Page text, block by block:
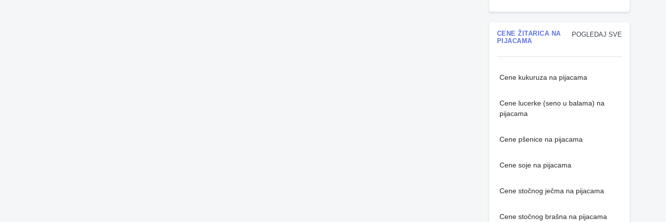
POGLEDAJ SVE
CENE ŽITARICA NA
PIJACAMA
Cene kukuruza na pijacama
Cene lucerke (seno u balama) na
pijacama
Cene pšenice na pijacama
Cene soje na pijacama
Cene stočnog ječma na pijacama
Cene stočnog brašna na pijacama